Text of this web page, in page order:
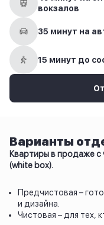
вокзалов
35 минут на
15 минут до
Варианты
Квартиры в продаже
(white box).
Предчистовая –
и дизайна.
Чистовая – для тех,